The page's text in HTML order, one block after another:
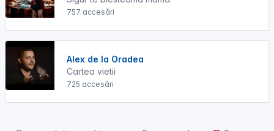
757 accesări
Alex de la Oradea
Cartea vietii
725 accesări